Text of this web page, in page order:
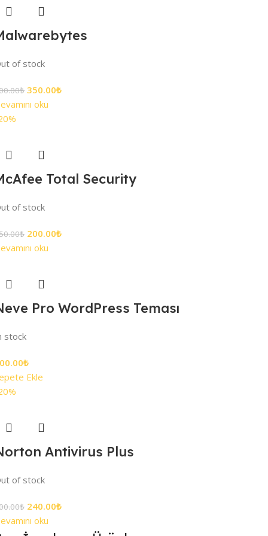
of stock
₺ 350.00₺
oku
Total Security
of stock
₺ 200.00₺
oku
Pro WordPress Teması
stock
₺
Ekle
Antivirus Plus
of stock
₺ 240.00₺
oku